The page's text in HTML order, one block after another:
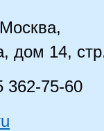
дом 14,
362-75-60